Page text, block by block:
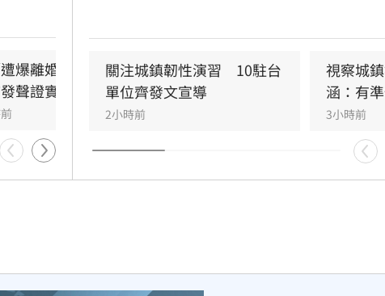
決定，
爆離婚台玻千金　小
聲證實
小刀驚傳離婚台玻千金　孫
德榮鬆口回應了
院版透過弱勢對存能落實公平正義，避免在野
本加劇貧富差距。此外，政府同步推動育兒
加三、延長婚產假等多項配套措施，建構完
體系。政院重申，國家政策規劃需具備整體性
賦予的權限，確保政策有效執行以回應少子女
戰。
關注城鎮韌性演習　10駐台
單位齊發文宣導
2小時前
視察城
涵：有準
3小時前